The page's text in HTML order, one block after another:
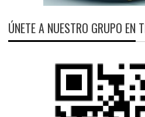
ÚNETE A NUESTRO GRUPO EN